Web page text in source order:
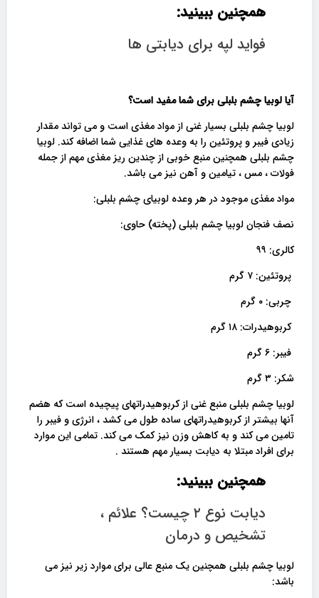
همچنین ببینید:
فواید لپه برای دیابتی ها
آیا لوبیا چشم بلبلی برای شما مفید است؟
لوبیا چشم بلبلی بسیار غنی از مواد مغذی است و می تواند مقدار
زیادی فیبر و پروتئین را به وعده های غذایی شما اضافه کند. لوبیا
چشم بلبلی همچنین منبع خوبی از چندین ریز مغذی مهم از جمله
فولات ، مس ، تیامین و آهن نیز می باشد.
مواد مغذی موجود در هر وعده لوبیای چشم بلبلی:
نصف فنجان لوبیا چشم بلبلی (پخته) حاوی:
کالری: ۹۹
پروتئین: ۷ گرم
چربی: ۰ گرم
کربوهیدرات: ۱۸ گرم
فیبر: ۶ گرم
شکر: ۳ گرم
لوبیا چشم بلبلی منبع غنی از کربوهیدراتهای پیچیده است که هضم
آنها بیشتر از کربوهیدراتهای ساده طول می کشد ، انرژی و فیبر را
تامین می کند و به کاهش وزن نیز کمک می کند. تمامی این موارد
برای افراد مبتلا به دیابت بسیار مهم هستند .
همچنین ببینید:
دیابت نوع ۲ چیست؟ علائم ،
تشخیص و درمان
لوبیا چشم بلبلی همچنین یک منبع عالی برای موارد زیر نیز می
باشد: